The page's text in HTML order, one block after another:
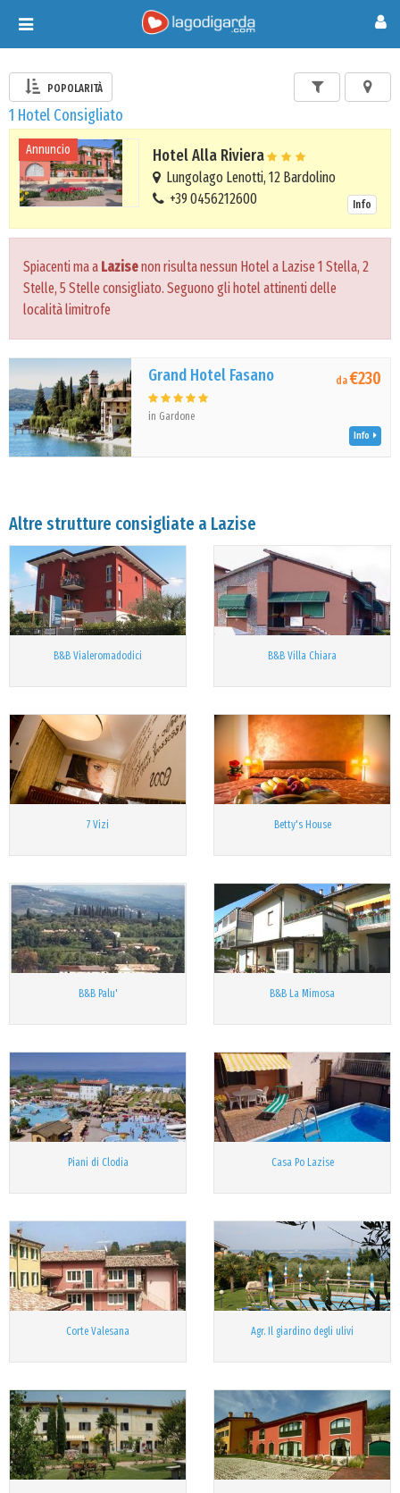
Toggle
navigation
POPOLARITÀ
1 Hotel Consigliato
Annuncio Hotel Alla Riviera
Lungolago Lenotti, 12 Bardolino
+39 0456212600
Info
Spiacenti ma a Lazisenon risulta nessun Hotel a Lazise 1 Stella, 2
Stelle, 5 Stelle consigliato. Seguono gli hotel attinenti delle
località limitrofe
Grand Hotel Fasano
in Gardone
da€230
Info
Altre strutture consigliate a Lazise
B&B Vialeromadodici B&B Villa Chiara
7 Vizi Betty's House
B&B Palu' B&B La Mimosa
Piani di Clodia Casa Po Lazise
Corte Valesana Agr. Il giardino degli ulivi